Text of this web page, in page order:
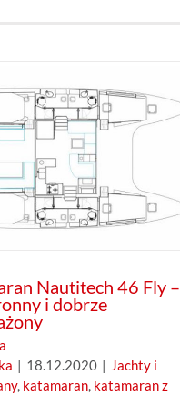
Nautitech 46 Fly –
i dobrze
| 18.12.2020 | Jachty i
, katamaran, katamaran z